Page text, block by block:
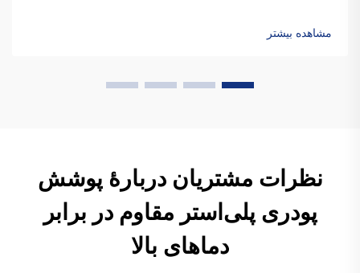
پودری ایجاد می‌کنند. این انحرافات باعث تغییر در بازده انتقال و ...
می‌شوند.
مشاهده بیشتر
نظرات مشتریان دربارهٔ پوشش
پودری پلی‌استر مقاوم در برابر
دماهای بالا